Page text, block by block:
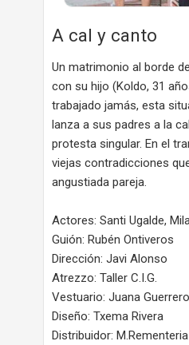
A cal y canto
Un matrimonio al borde
con su hijo (Koldo, 31
trabajado jamás, esta
lanza a sus padres a la
protesta singular. En el
viejas contradicciones
angustiada pareja.
Actores: Santi Ugalde,
Guión: Rubén Ontiveros
Dirección: Javi Alonso
Atrezzo: Taller C.I.G.
Vestuario: Juana
Diseño: Txema Rivera
Distribuidor: M.Rementeria